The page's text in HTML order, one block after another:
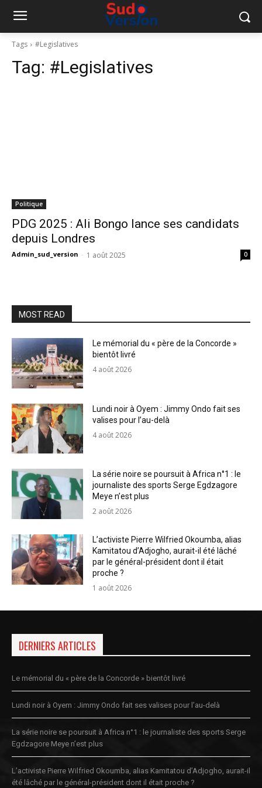
Tags #Legislatives
Tag: #Legislatives
Politique
PDG 2025 : Ali Bongo lance ses candidats
depuis Londres
Admin_sud_version - 1 août 2025 0
MOST READ
Le mémorial du « père de la Concorde »
bientôt livré
4 août 2026
Lundi noir à Oyem : Jimmy Ondo fait ses
valises pour l’au-delà
4 août 2026
La série noire se poursuit à Africa n°1 : le
journaliste des sports Serge Egdzagore
Meye n’est plus
2 août 2026
L’activiste Pierre Wilfried Okoumba, alias
Kamitatou d’Adjogho, aurait-il été lâché
par le général-président dont il était
proche ?
1 août 2026
DERNIERS ARTICLES
Le mémorial du « père de la Concorde » bientôt livré
Lundi noir à Oyem : Jimmy Ondo fait ses valises pour l’au-delà
La série noire se poursuit à Africa n°1 : le journaliste des sports Serge
Egdzagore Meye n’est plus
L’activiste Pierre Wilfried Okoumba, alias Kamitatou d’Adjogho, aurait-il
été lâché par le général-président dont il était proche ?